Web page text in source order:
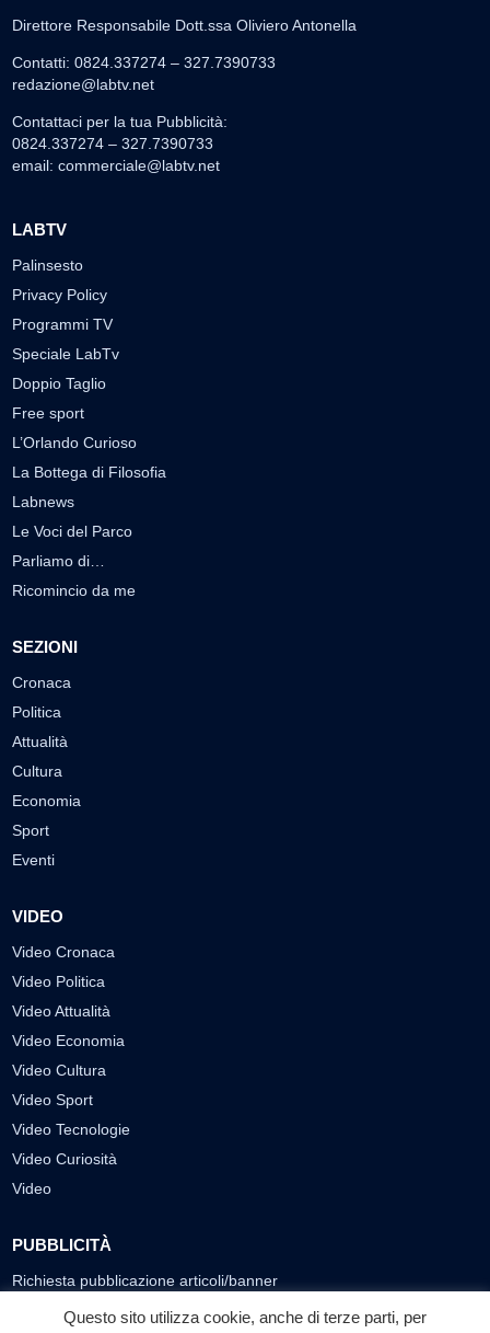
Direttore Responsabile Dott.ssa Oliviero Antonella
Contatti: 0824.337274 – 327.7390733
redazione@labtv.net
Contattaci per la tua Pubblicità:
0824.337274 – 327.7390733
email: commerciale@labtv.net
LABTV
Palinsesto
Privacy Policy
Programmi TV
Speciale LabTv
Doppio Taglio
Free sport
L’Orlando Curioso
La Bottega di Filosofia
Labnews
Le Voci del Parco
Parliamo di…
Ricomincio da me
SEZIONI
Cronaca
Politica
Attualità
Cultura
Economia
Sport
Eventi
VIDEO
Video Cronaca
Video Politica
Video Attualità
Video Economia
Video Cultura
Video Sport
Video Tecnologie
Video Curiosità
Video
PUBBLICITÀ
Richiesta pubblicazione articoli/banner
SEGUICI SUI SOCIAL
Questo sito utilizza cookie, anche di terze parti, per